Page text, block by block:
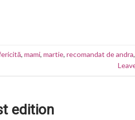
, mami, martie, recomandat de andra,
edition